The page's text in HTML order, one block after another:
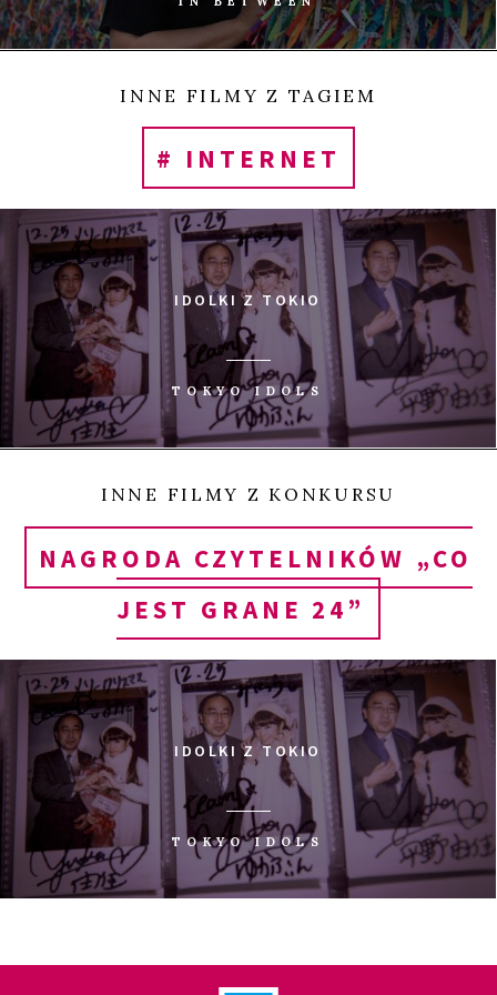
INNE FILMY Z TAGIEM
# INTERNET
IDOLKI Z TOKIO
TOKYO IDOLS
INNE FILMY Z KONKURSU
NAGRODA CZYTELNIKÓW „CO
JEST GRANE 24”
IDOLKI Z TOKIO
TOKYO IDOLS